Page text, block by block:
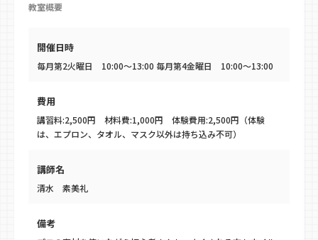
教室概要
開催日時
毎月第2火曜日 10:00～13:00 毎月第4金曜日 10:00～13:00
費用
講習料:2,500円 材料費:1,000円 体験費用:2,500円（体験
は、エプロン、タオル、マスク以外は持ち込み不可）
講師名
清水 素美礼
備考